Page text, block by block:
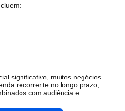
significativo, muitos negócios
recorrente no longo prazo,
com audiência e